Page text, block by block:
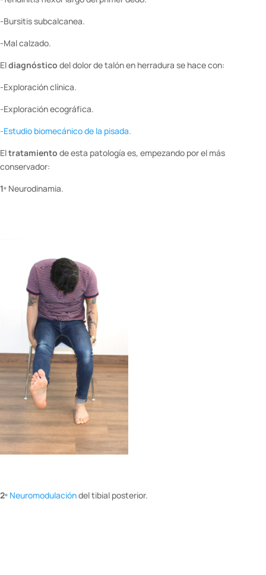
-Bursitis subcalcanea.
-Mal calzado.
Eldiagnóstico del dolor de talón en herradura se hace con:
-Exploración clínica.
-Exploración ecográfica.
-Estudio biomecánico de la pisada.
Eltratamiento de esta patología es, empezando por el más
conservador:
1º Neurodinamia.
2º Neuromodulacióndel tibial posterior.